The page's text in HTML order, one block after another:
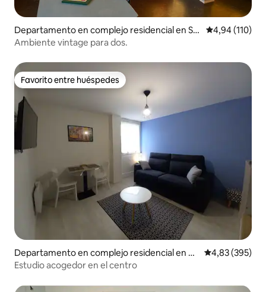
Departamento en complejo residencial en Sai
nt-Cyr-sur-Loire
Calificación
4,94 (110)
Ambiente vintage para dos.
Favorito entre huéspedes
Favorito entre huéspedes
Departamento en complejo residencial en Re
corridos
Calificación
4,83 (395)
Estudio acogedor en el centro